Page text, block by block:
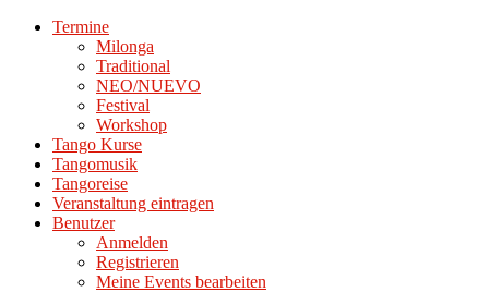
Termine
Milonga
Traditional
NEO/NUEVO
Festival
Workshop
Tango Kurse
Tangomusik
Tangoreise
Veranstaltung eintragen
Benutzer
Anmelden
Registrieren
Meine Events bearbeiten